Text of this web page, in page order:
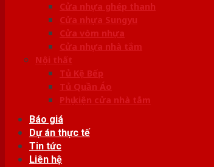
Cửa nhựa ghép thanh
Cửa nhựa Sungyu
Cửa vòm nhựa
Cửa nhựa nhà tắm
Nội thất
Tủ Kệ Bếp
Tủ Quần Áo
Phụ kiện cửa nhà tắm
Báo giá
Dự án thực tế
Tin tức
Liên hệ